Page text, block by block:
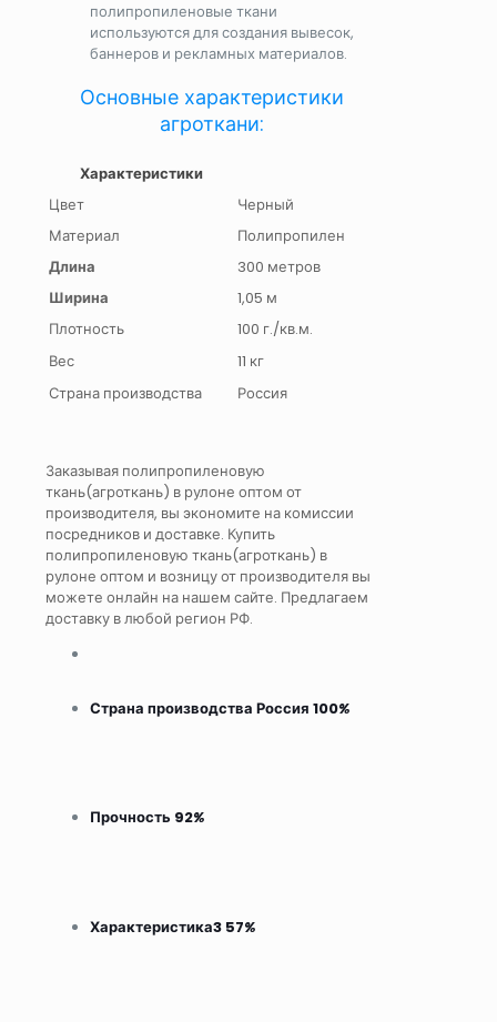
полипропиленовые ткани
используются для создания вывесок,
баннеров и рекламных материалов.
Основные характеристики
агроткани:
Характеристики
Цвет
Черный
Материал
Полипропилен
Длина
300 метров
Ширина
1,05 м
Плотность
100 г./кв.м.
Вес
11 кг
Страна производства
Россия
Заказывая полипропиленовую
ткань(агроткань) в рулоне оптом от
производителя, вы экономите на комиссии
посредников и доставке. Купить
полипропиленовую ткань(агроткань) в
рулоне оптом и возницу от производителя вы
можете онлайн на нашем сайте. Предлагаем
доставку в любой регион РФ.
Страна производства Россия 100%
Прочность 92%
Характеристика3 57%